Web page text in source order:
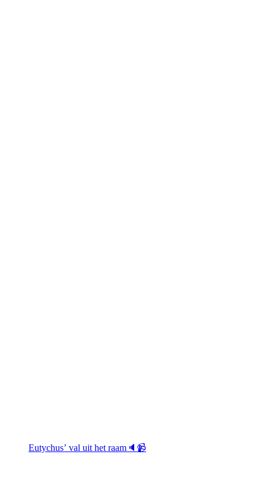
Eutychus’ val uit het raam🔈📹